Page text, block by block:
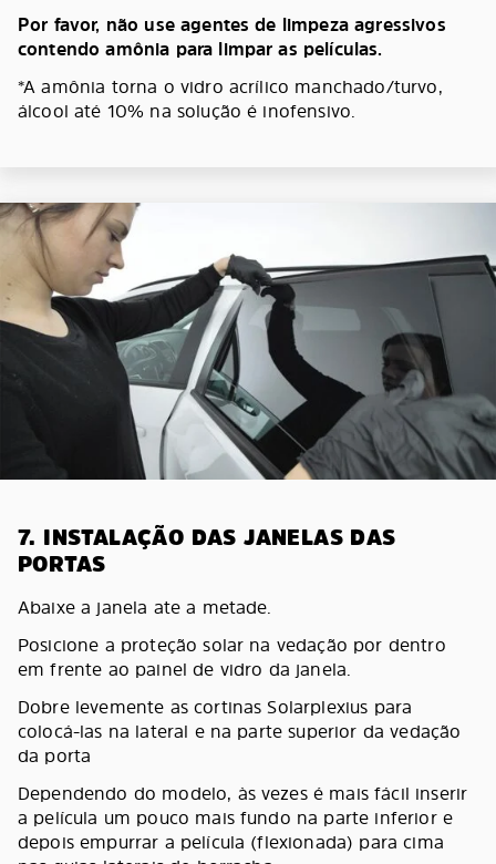
Por favor, não use agentes de limpeza agressivos
contendo amônia para limpar as películas.
*A amônia torna o vidro acrílico manchado/turvo,
álcool até 10% na solução é inofensivo.
7. INSTALAÇÃO DAS JANELAS DAS
PORTAS
Abaixe a janela ate a metade.
Posicione a proteção solar na vedação por dentro
em frente ao painel de vidro da janela.
Dobre levemente as cortinas Solarplexius para
colocá-las na lateral e na parte superior da vedação
da porta
Dependendo do modelo, às vezes é mais fácil inserir
a película um pouco mais fundo na parte inferior e
depois empurrar a película (flexionada) para cima